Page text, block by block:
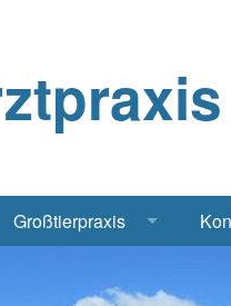
Großtierpraxis